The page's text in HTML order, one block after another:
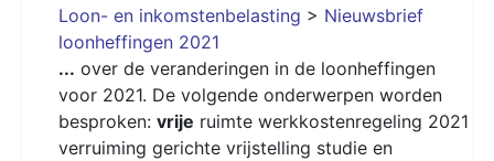
Loon- en inkomstenbelasting > Nieuwsbrief
loonheffingen 2021
... over de veranderingen in de loonheffingen
voor 2021. De volgende onderwerpen worden
besproken: vrije ruimte werkkostenregeling 2021
verruiming gerichte vrijstelling studie en